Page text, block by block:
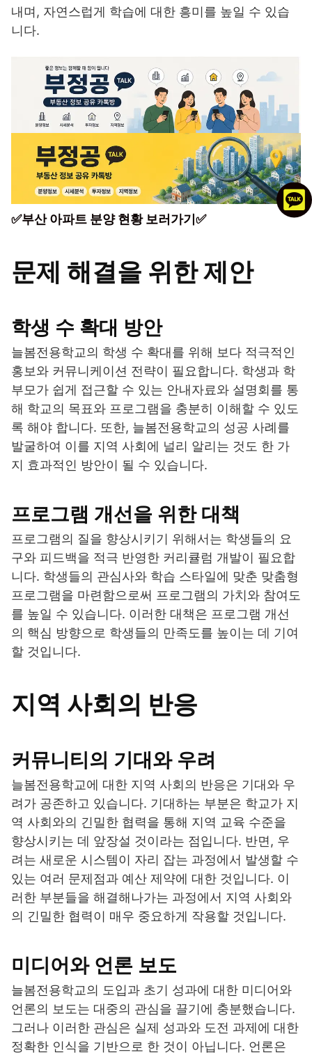
내며, 자연스럽게 학습에 대한 흥미를 높일 수 있습
니다.
✅부산 아파트 분양 현황 보러가기✅
문제 해결을 위한 제안
학생 수 확대 방안
늘봄전용학교의 학생 수 확대를 위해 보다 적극적인
홍보와 커뮤니케이션 전략이 필요합니다. 학생과 학
부모가 쉽게 접근할 수 있는 안내자료와 설명회를 통
해 학교의 목표와 프로그램을 충분히 이해할 수 있도
록 해야 합니다. 또한, 늘봄전용학교의 성공 사례를
발굴하여 이를 지역 사회에 널리 알리는 것도 한 가
지 효과적인 방안이 될 수 있습니다.
프로그램 개선을 위한 대책
프로그램의 질을 향상시키기 위해서는 학생들의 요
구와 피드백을 적극 반영한 커리큘럼 개발이 필요합
니다. 학생들의 관심사와 학습 스타일에 맞춘 맞춤형
프로그램을 마련함으로써 프로그램의 가치와 참여도
를 높일 수 있습니다. 이러한 대책은 프로그램 개선
의 핵심 방향으로 학생들의 만족도를 높이는 데 기여
할 것입니다.
지역 사회의 반응
커뮤니티의 기대와 우려
늘봄전용학교에 대한 지역 사회의 반응은 기대와 우
려가 공존하고 있습니다. 기대하는 부분은 학교가 지
역 사회와의 긴밀한 협력을 통해 지역 교육 수준을
향상시키는 데 앞장설 것이라는 점입니다. 반면, 우
려는 새로운 시스템이 자리 잡는 과정에서 발생할 수
있는 여러 문제점과 예산 제약에 대한 것입니다. 이
러한 부분들을 해결해나가는 과정에서 지역 사회와
의 긴밀한 협력이 매우 중요하게 작용할 것입니다.
미디어와 언론 보도
늘봄전용학교의 도입과 초기 성과에 대한 미디어와
언론의 보도는 대중의 관심을 끌기에 충분했습니다.
그러나 이러한 관심은 실제 성과와 도전 과제에 대한
정확한 인식을 기반으로 한 것이 아닙니다. 언론은